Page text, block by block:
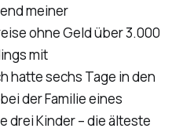
meiner
ohne Geld über 3.000
mit
hatte sechs Tage in den
der Familie eines
drei Kinder – die älteste